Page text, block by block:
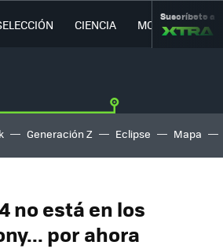
CIENCIA MOVILIDAD
Suscríbete a
Generación Z Eclipse Mapa
no está en los
por ahora